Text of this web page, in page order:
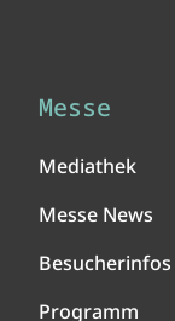
Messe
Mediathek
Messe News
Besucherinfos
Programm